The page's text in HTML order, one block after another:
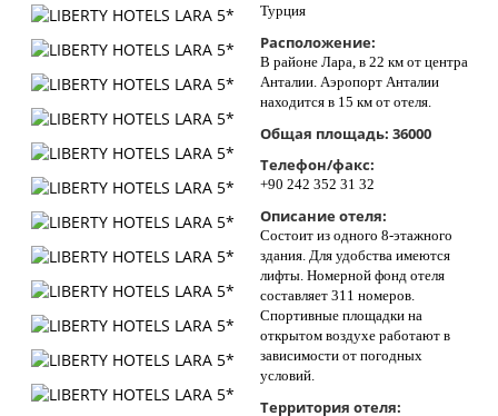
Турция
Расположение:
В районе Лара, в 22 км от центра
Анталии. Аэропорт Анталии
находится в 15 км от отеля.
Общая площадь: 36000
Телефон/факс:
+90 242 352 31 32
Описание отеля:
Состоит из одного 8-этажного
здания. Для удобства имеются
лифты. Номерной фонд отеля
составляет 311 номеров.
Спортивные площадки на
открытом воздухе работают в
зависимости от погодных
условий.
Территория отеля: